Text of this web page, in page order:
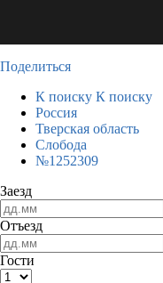
Поделиться
К поиску К поиску
Россия
Тверская область
Слобода
№1252309
Заезд
Отъезд
Гости